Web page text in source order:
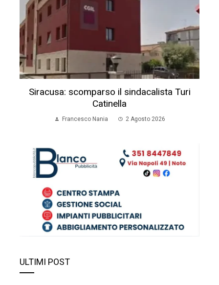
Siracusa: scomparso il sindacalista Turi
Catinella
Francesco Nania 2 Agosto 2026
ULTIMI POST